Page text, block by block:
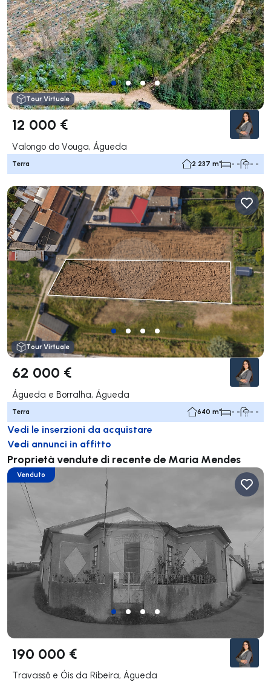
Tour Virtuale
12 000 €
Valongo do Vouga, Águeda
Terra 2 237 m² - - - -
Tour Virtuale
62 000 €
Águeda e Borralha, Águeda
Terra 640 m² - - - -
Vedi le inserzioni da acquistare
Vedi annunci in affitto
Proprietà vendute di recente de Maria Mendes
Venduto
190 000 €
Travassô e Óis da Ribeira, Águeda